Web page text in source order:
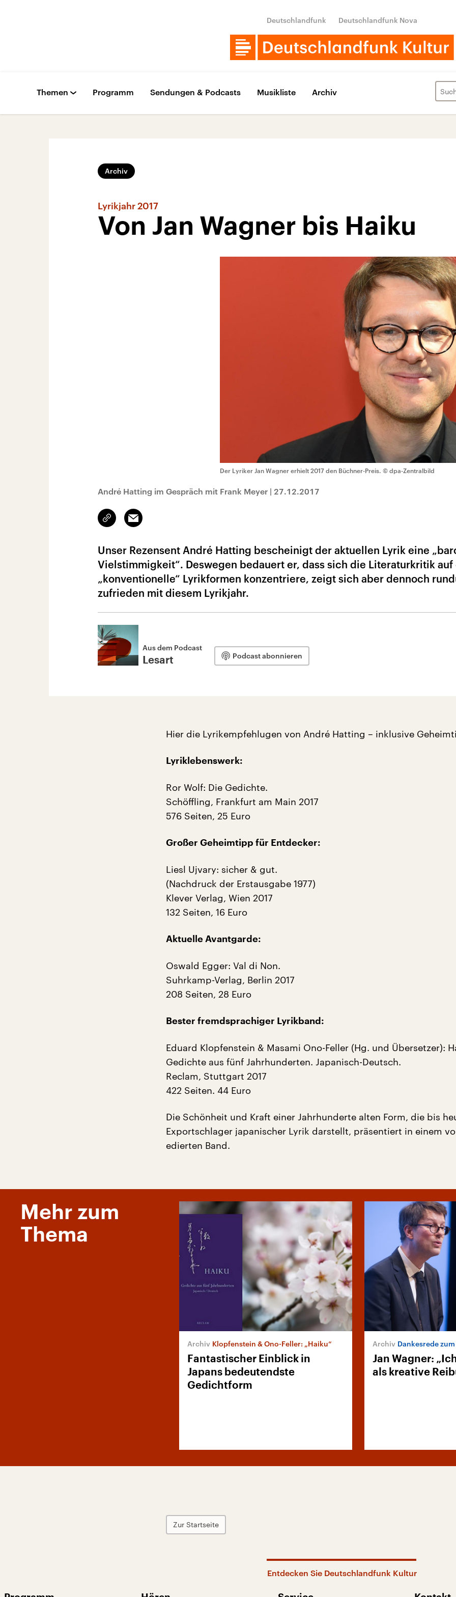
Deutschlandfunk Deutschlandfunk Nova
Themen Programm Sendungen & Podcasts Musikliste Archiv
Archiv
Lyrikjahr 2017
Von Jan Wagner bis Haiku
Der Lyriker Jan Wagner erhielt 2017 den Büchner-Preis. © dpa-Zentralbild
André Hatting im Gespräch mit Frank Meyer | 27.12.2017
Link
kopieren/teilen
Email
Unser Rezensent André Hatting bescheinigt der aktuellen Lyrik eine
Vielstimmigkeit“. Deswegen bedauert er, dass sich die Literaturkritik auf
„konventionelle“ Lyrikformen konzentriere, zeigt sich aber dennoch
zufrieden mit diesem Lyrikjahr.
Aus dem Podcast
Lesart Podcast abonnieren
Hier die Lyrikempfehlugen von André Hatting – inklusive
Lyriklebenswerk:
Ror Wolf: Die Gedichte.
Schöffling, Frankfurt am Main 2017
576 Seiten, 25 Euro
Großer Geheimtipp für Entdecker:
Liesl Ujvary: sicher & gut.
(Nachdruck der Erstausgabe 1977)
Klever Verlag, Wien 2017
132 Seiten, 16 Euro
Aktuelle Avantgarde:
Oswald Egger: Val di Non.
Suhrkamp-Verlag, Berlin 2017
208 Seiten, 28 Euro
Bester fremdsprachiger Lyrikband:
Eduard Klopfenstein & Masami Ono-Feller (Hg. und Übersetzer):
Gedichte aus fünf Jahrhunderten. Japanisch-Deutsch.
Reclam, Stuttgart 2017
422 Seiten. 44 Euro
Die Schönheit und Kraft einer Jahrhunderte alten Form, die bis
Exportschlager japanischer Lyrik darstellt, präsentiert in einem
edierten Band.
Mehr zum
Thema
Klopfenstein & Ono-Feller: „Haiku“
Fantastischer Einblick in
Japans bedeutendste
Gedichtform
Dankesrede zum
Jan Wagner:
als kreative
Zur Startseite
Entdecken Sie Deutschlandfunk Kultur